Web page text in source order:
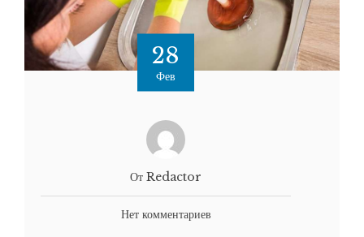
28
Фев
От Redactor
Нет комментариев